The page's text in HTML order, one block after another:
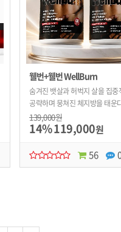
웰번+웰번 WellBurn
숨겨진 뱃살과 허벅지 살을 집중
공략하며 뭉쳐진 체지방을 태운
139,000원
14%119,000원
56
0